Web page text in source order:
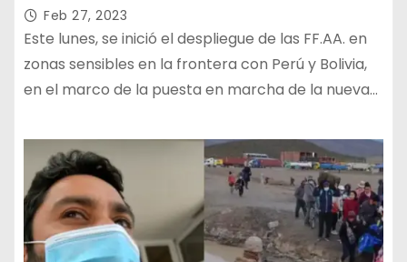
Norte
Feb 27, 2023
Este lunes, se inició el despliegue de las FF.AA. en
zonas sensibles en la frontera con Perú y Bolivia,
en el marco de la puesta en marcha de la nueva…